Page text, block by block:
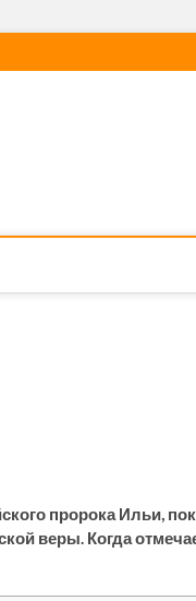
пророка Ильи,
веры. Когда